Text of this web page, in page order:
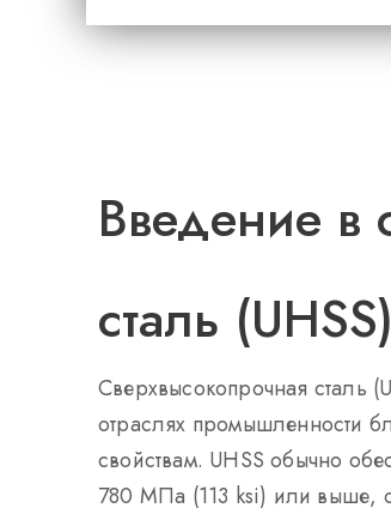
Введение в
сталь (UHSS)
Сверхвысокопрочная сталь
отраслях промышленности
свойствам. UHSS обычно
780 МПа (113 ksi) или выше,